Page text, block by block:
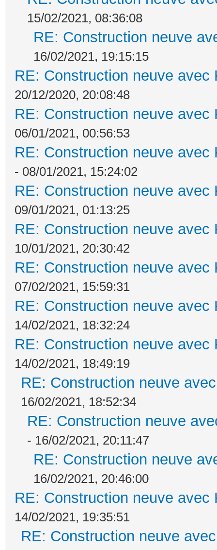
15/02/2021, 08:36:08
RE: Construction neuve
16/02/2021, 19:15:15
RE: Construction neuve avec
20/12/2020, 20:08:48
RE: Construction neuve avec
06/01/2021, 00:56:53
RE: Construction neuve avec
- 08/01/2021, 15:24:02
RE: Construction neuve avec
09/01/2021, 01:13:25
RE: Construction neuve avec
10/01/2021, 20:30:42
RE: Construction neuve avec
07/02/2021, 15:59:31
RE: Construction neuve avec
14/02/2021, 18:32:24
RE: Construction neuve avec
14/02/2021, 18:49:19
RE: Construction neuve
16/02/2021, 18:52:34
RE: Construction neuve
- 16/02/2021, 20:11:47
RE: Construction neuve
16/02/2021, 20:46:00
RE: Construction neuve avec
14/02/2021, 19:35:51
RE: Construction neuve